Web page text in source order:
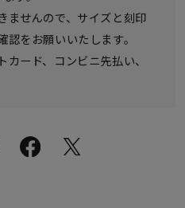
せんので、サイズと刻印
をお願いいたします。
ード、コンビニ先払い、